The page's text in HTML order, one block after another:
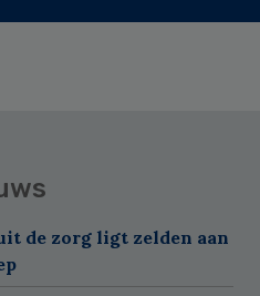
de zorg ligt zelden aan